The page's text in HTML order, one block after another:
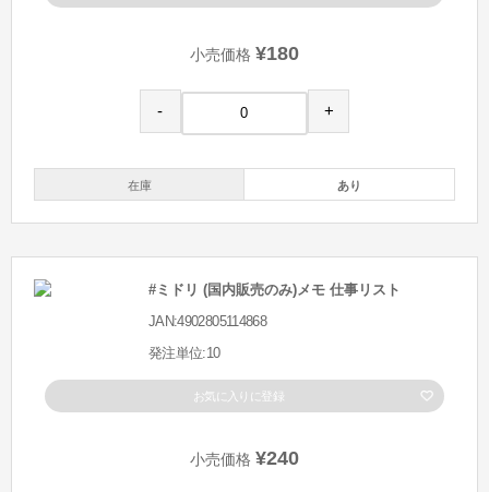
小売価格 ¥180
- +
在庫 あり
#ミドリ (国内販売のみ)メモ 仕事リスト
JAN:4902805114868
発注単位:10
お気に入りに登録
小売価格 ¥240